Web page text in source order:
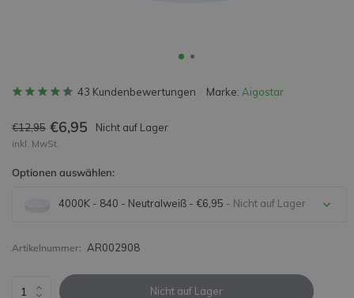
43 Kundenbewertungen Marke: Aigostar
€12,95 €6,95 Nicht auf Lager
inkl. MwSt.
Optionen auswählen:
4000K - 840 - Neutralweiß - €6,95 - Nicht auf Lager
Nicht auf Lager
Artikelnummer: AR002908
Nicht auf Lager